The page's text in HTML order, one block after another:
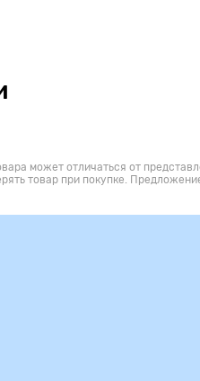
может отличаться от
товар при покупке.